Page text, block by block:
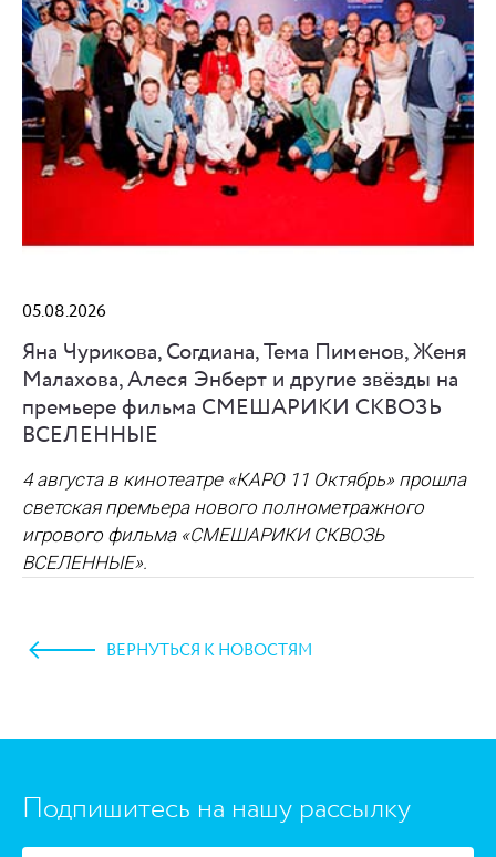
05.08.2026
Яна Чурикова, Согдиана, Тема Пименов, Женя
Малахова, Алеся Энберт и другие звёзды на
премьере фильма СМЕШАРИКИ СКВОЗЬ
ВСЕЛЕННЫЕ
4 августа в кинотеатре «КАРО 11 Октябрь» прошла
светская премьера нового полнометражного
игрового фильма «СМЕШАРИКИ СКВОЗЬ
ВСЕЛЕННЫЕ».
https://www.high-endrolex.com/45
ВЕРНУТЬСЯ К НОВОСТЯМ
Подпишитесь на нашу рассылку